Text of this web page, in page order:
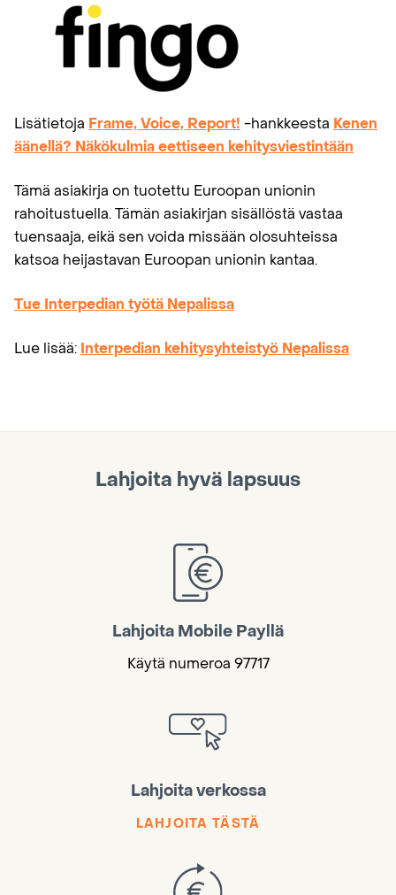
Lisätietoja Frame, Voice, Report! -hankkeesta Kenen
äänellä? Näkökulmia eettiseen kehitysviestintään
Tämä asiakirja on tuotettu Euroopan unionin
rahoitustuella. Tämän asiakirjan sisällöstä vastaa
tuensaaja, eikä sen voida missään olosuhteissa
katsoa heijastavan Euroopan unionin kantaa.
Tue Interpedian työtä Nepalissa
Lue lisää: Interpedian kehitysyhteistyö Nepalissa
Lahjoita hyvä lapsuus
Lahjoita Mobile Payllä
Käytä numeroa 97717
Lahjoita verkossa
LAHJOITA TÄSTÄ